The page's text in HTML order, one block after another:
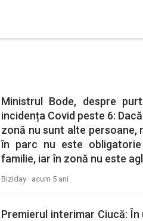
Ministrul Bode, despre
incidența Covid peste 6:
zonă nu sunt alte persoane,
în parc nu este
familie, iar în zonă nu este
Biziday · acum 5 ani
Premierul interimar Ciucă: